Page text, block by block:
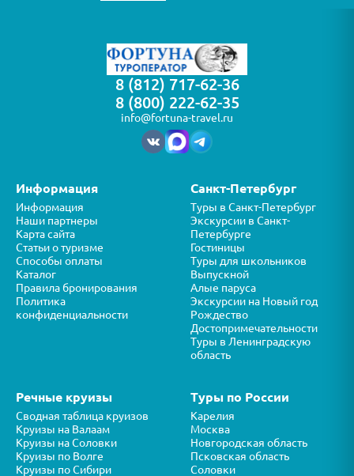
8 (812) 717-62-36
8 (800) 222-62-35
info@fortuna-travel.ru
Информация
Информация
Наши партнеры
Карта сайта
Статьи о туризме
Способы оплаты
Каталог
Правила бронирования
Политика
конфиденциальности
Санкт-Петербург
Туры в Санкт-Петербург
Экскурсии в Санкт-
Петербурге
Гостиницы
Туры для школьников
Выпускной
Алые паруса
Экскурсии на Новый год
Рождество
Достопримечательности
Туры в Ленинградскую
область
Речные круизы
Сводная таблица круизов
Круизы на Валаам
Круизы на Соловки
Круизы по Волге
Круизы по Сибири
Туры по России
Карелия
Москва
Новгородская область
Псковская область
Соловки